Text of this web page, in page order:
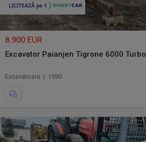
8.900 EUR
Excavator Paianjen Tigrone 6000 Turbo
Excavatoare | 1990